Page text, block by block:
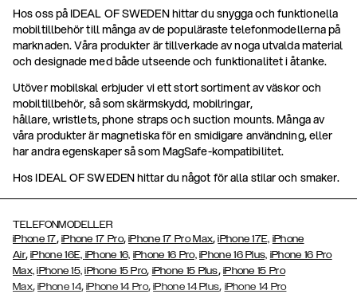
Hos oss på IDEAL OF SWEDEN hittar du snygga och funktionella
mobiltillbehör till många av de populäraste telefonmodellerna på
marknaden. Våra produkter är tillverkade av noga utvalda material
och designade med både utseende och funktionalitet i åtanke.
Utöver mobilskal erbjuder vi ett stort sortiment av väskor och
mobiltillbehör, så som skärmskydd, mobilringar,
hållare, wristlets, phone straps och suction mounts. Många av
våra produkter är magnetiska för en smidigare användning, eller
har andra egenskaper så som MagSafe-kompatibilitet.
Hos IDEAL OF SWEDEN hittar du något för alla stilar och smaker.
TELEFONMODELLER
iPhone 17, iPhone 17 Pro,iPhone 17 Pro Max,iPhone 17E, iPhone
Air,iPhone 16E, iPhone 16, iPhone 16 Pro, iPhone 16 Plus, iPhone 16 Pro
Max, iPhone 15, iPhone 15 Pro, iPhone 15 Plus, iPhone 15 Pro
Max,iPhone 14,iPhone 14 Pro,iPhone 14 Plus, iPhone 14 Pro